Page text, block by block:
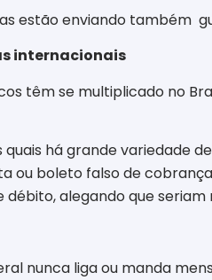
estão enviando também
internacionais
têm se multiplicado no
quais há grande variedade
ou boleto falso de
alegando que
nunca liga ou manda